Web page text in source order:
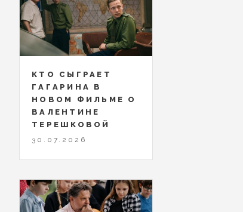
КТО СЫГРАЕТ
ГАГАРИНА В
НОВОМ ФИЛЬМЕ О
ВАЛЕНТИНЕ
ТЕРЕШКОВОЙ
30.07.2026